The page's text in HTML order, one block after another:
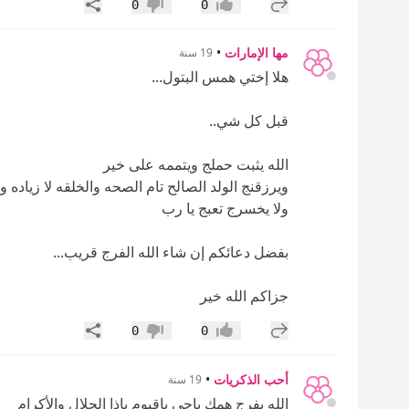
إعجاب0 عدم إعجاب
0
مها الإمارات • 19 سنة
هلا إختي همس البتول...
قبل كل شي..
الله يثبت حملج ويتممه على خير
ويرزقنج الولد الصالح تام الصحه والخلقه لا زياده
ولا يخسرج تعبج يا رب
بفضل دعائكم إن شاء الله الفرج قريب...
جزاكم الله خير
إضافة رد جديد
إعجاب0 عدم إعجاب
0 مشاركة
أحب الذكريات • 19 سنة
الله يفرج همك ياحي ياقيوم ياذا الجلال والأكرام